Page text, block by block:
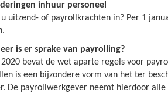
inhuur personeel
u uitzend- of payrollkrachten in? Per 1
is er sprake van payrolling?
2020 bevat de wet aparte regels voor
is een bijzondere vorm van het ter
De payrollwerkgever neemt hierdoor